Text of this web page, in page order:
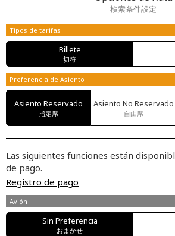
検索条件設定
Tipos de tarifas
Billete
切符
Preferencia de Asiento
Asiento Reservado
指定席
Asiento No Reservado
自由席
Las siguientes funciones están
de pago.
Registro de pago
Avión
Sin Preferencia
おまかせ